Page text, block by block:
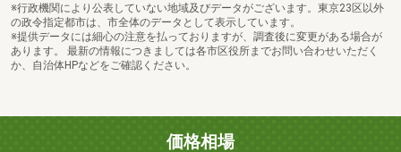
※行政機関により公表していない地域及びデータがございます。東京23区以外
の政令指定都市は、市全体のデータとして表示しています。
※提供データには細心の注意を払っておりますが、調査後に変更がある場合が
あります。 最新の情報につきましては各市区役所までお問い合わせいただく
か、自治体HPなどをご確認ください。
価格相場